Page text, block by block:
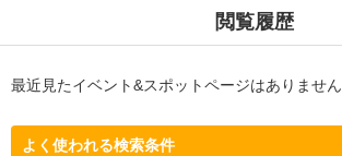
閲覧履歴
最近見たイベント&スポットページはありません
よく使われる検索条件